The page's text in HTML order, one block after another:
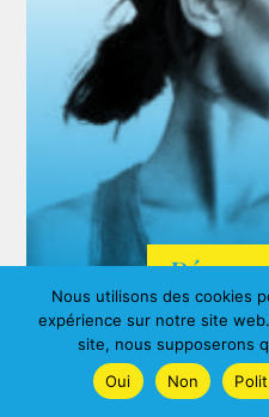
Agnes
Nous utilisons des cookies
expérience sur notre site
site, nous supposerons
Oui
Non